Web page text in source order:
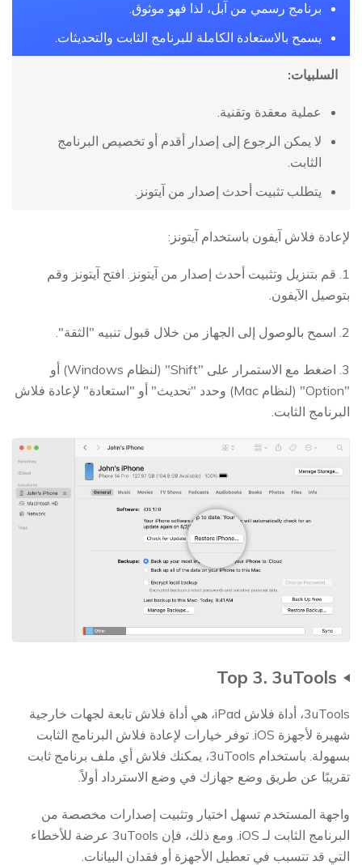
برنامج رسمي من آبل، لذا فهو موثوق.
يسمح بالاستعادة الكاملة للبرنامج الثابت والتحديثات.
السلبيات:
عملية معقدة وتقنية.
لا يمكن الرجوع إلى إصدار أقدم أو تخصيص البرنامج
الثابت.
يتطلب تثبيت أحدث إصدار من آيتونز.
لإعادة فلاش آيفون باستخدام آيتونز:
1. قم بتنزيل وتثبيت أحدث إصدار من آيتونز. افتح آيتونز وقم
بتوصيل الآيفون.
2. اسمح بالوصول إلى الجهاز من خلال قبول تنبيه "الثقة".
3. اضغط مع الاستمرار على "Shift" (لنظام Windows) أو
"Option" (لنظام Mac) وحدد "تحديث" أو "استعادة" لإعادة فلاش
البرنامج الثابت.
Top 3. 3uTools
3uTools، أداة فلاش iPad، هي أداة فلاش تابعة لجهات خارجية
شهيرة لأجهزة iOS. توفر خيارات لإعادة فلاش البرنامج الثابت
بسهولة. باستخدام 3uTools، يمكنك فلاش أي ملف برنامج ثابت
تقريبًا عن طريق وضع جهازك في وضع الاسترداد أولاً.
واجهة المستخدم تسهل اختيار وتثبيت إصدارات مخصصة من
البرنامج الثابت لـ iOS. ومع ذلك، فإن 3uTools عرضة للأخطاء
التي قد تتسبب في تعطيل الأجهزة أو فقدان البيانات.